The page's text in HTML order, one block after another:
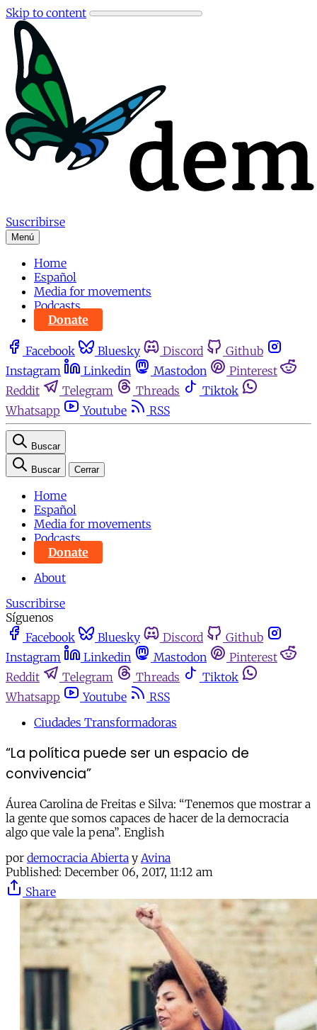
Skip to content
Suscribirse
Menú
Home
Español
Media for movements
Podcasts
Donate
Facebook Bluesky Discord
Github
Instagram
Linkedin Mastodon
Pinterest
Reddit
Telegram Threads
Tiktok
Whatsapp
Youtube RSS
Buscar
Buscar Cerrar
Home
Español
Media for movements
Podcasts
Donate
About
Suscribirse
Síguenos
Facebook
Bluesky Discord
Github
Instagram
Linkedin Mastodon
Pinterest
Reddit
Telegram Threads
Tiktok
Whatsapp
Youtube
RSS
Ciudades Transformadoras
“La política puede ser un espacio de
convivencia”
Áurea Carolina de Freitas e Silva: “Tenemos que mostrar a
la gente que somos capaces de hacer de la democracia
algo que vale la pena”. English
por democracia Abierta y Avina
Published: December 06, 2017, 11:12 am
Share